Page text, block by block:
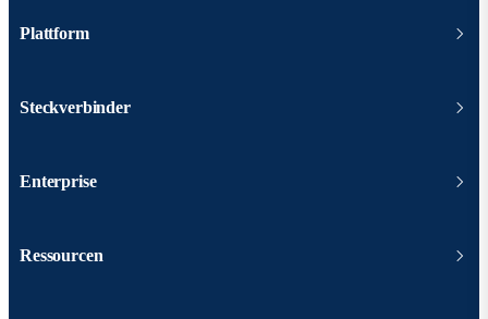
Plattform
Steckverbinder
Enterprise
Ressourcen